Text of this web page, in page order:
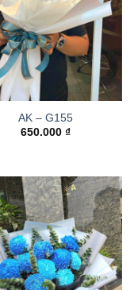
AK – G155
650.000 ₫